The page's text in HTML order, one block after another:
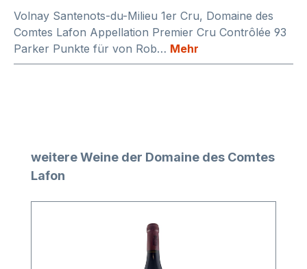
Volnay Santenots-du-Milieu 1er Cru, Domaine des
Comtes Lafon Appellation Premier Cru Contrôlée 93
Parker Punkte für von Rob… Mehr
Produktgalerie überspringen
weitere Weine der Domaine des Comtes
Lafon